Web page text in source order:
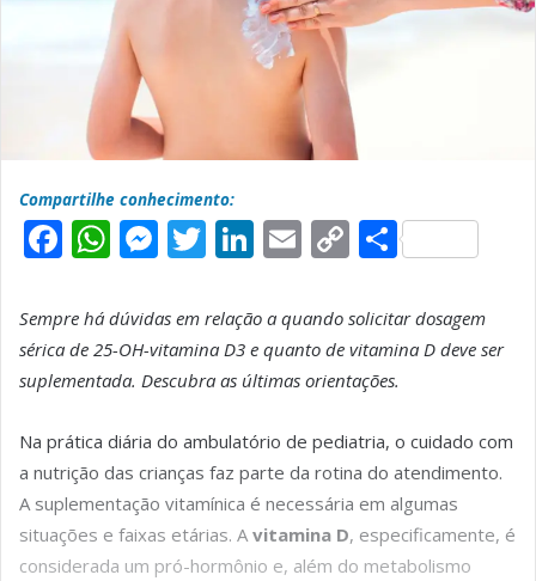
Compartilhe conhecimento:
F
a
c
e
b
o
o
k
W
h
a
t
s
A
p
p
M
e
s
s
e
n
g
e
r
T
w
it
t
e
r
L
i
n
k
e
d
I
n
E
m
a
il
C
o
p
y
L
i
n
k
S
h
a
r
Sempre há dúvidas em relação a quando solicitar dosagem
sérica de 25-OH-vitamina D3 e quanto de vitamina D deve ser
suplementada. Descubra as últimas orientações.
Na prática diária do ambulatório de pediatria, o cuidado com
a nutrição das crianças faz parte da rotina do atendimento.
A suplementação vitamínica é necessária em algumas
situações e faixas etárias. Avitamina D, especificamente, é
considerada um pró-hormônio e, além do metabolismo